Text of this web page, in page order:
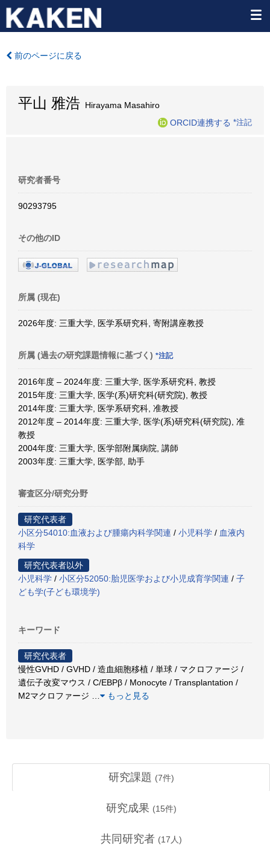
前のページに戻る
平山 雅浩 Hirayama Masahiro
ORCID連携する *注記
研究者番号
90293795
その他のID
所属 (現在)
2026年度: 三重大学, 医学系研究科, 寄附講座教授
所属 (過去の研究課題情報に基づく) *注記
2016年度 – 2024年度: 三重大学, 医学系研究科, 教授
2015年度: 三重大学, 医学(系)研究科(研究院), 教授
2014年度: 三重大学, 医学系研究科, 准教授
2012年度 – 2014年度: 三重大学, 医学(系)研究科(研究院), 准
教授
2004年度: 三重大学, 医学部附属病院, 講師
2003年度: 三重大学, 医学部, 助手
審査区分/研究分野
研究代表者
小区分54010:血液および腫瘍内科学関連 / 小児科学 / 血液内
科学
研究代表者以外
小児科学 / 小区分52050:胎児医学および小児成育学関連 / 子
ども学(子ども環境学)
キーワード
研究代表者
慢性GVHD / GVHD / 造血細胞移植 / 単球 / マクロファージ /
遺伝子改変マウス / C/EBPβ / Monocyte / Transplantation /
M2マクロファージ
もっと見る
研究課題 (7件)
研究成果 (15件)
共同研究者 (17 人)